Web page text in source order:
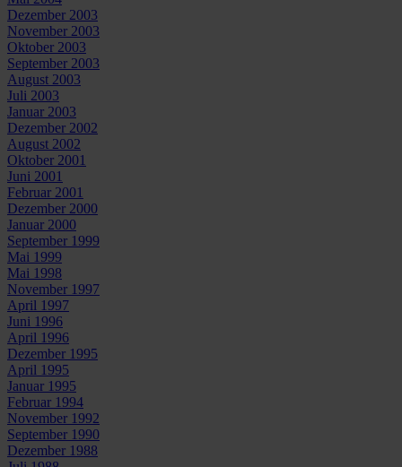
Dezember 2003
November 2003
Oktober 2003
September 2003
August 2003
Juli 2003
Januar 2003
Dezember 2002
August 2002
Oktober 2001
Juni 2001
Februar 2001
Dezember 2000
Januar 2000
September 1999
Mai 1999
Mai 1998
November 1997
April 1997
Juni 1996
April 1996
Dezember 1995
April 1995
Januar 1995
Februar 1994
November 1992
September 1990
Dezember 1988